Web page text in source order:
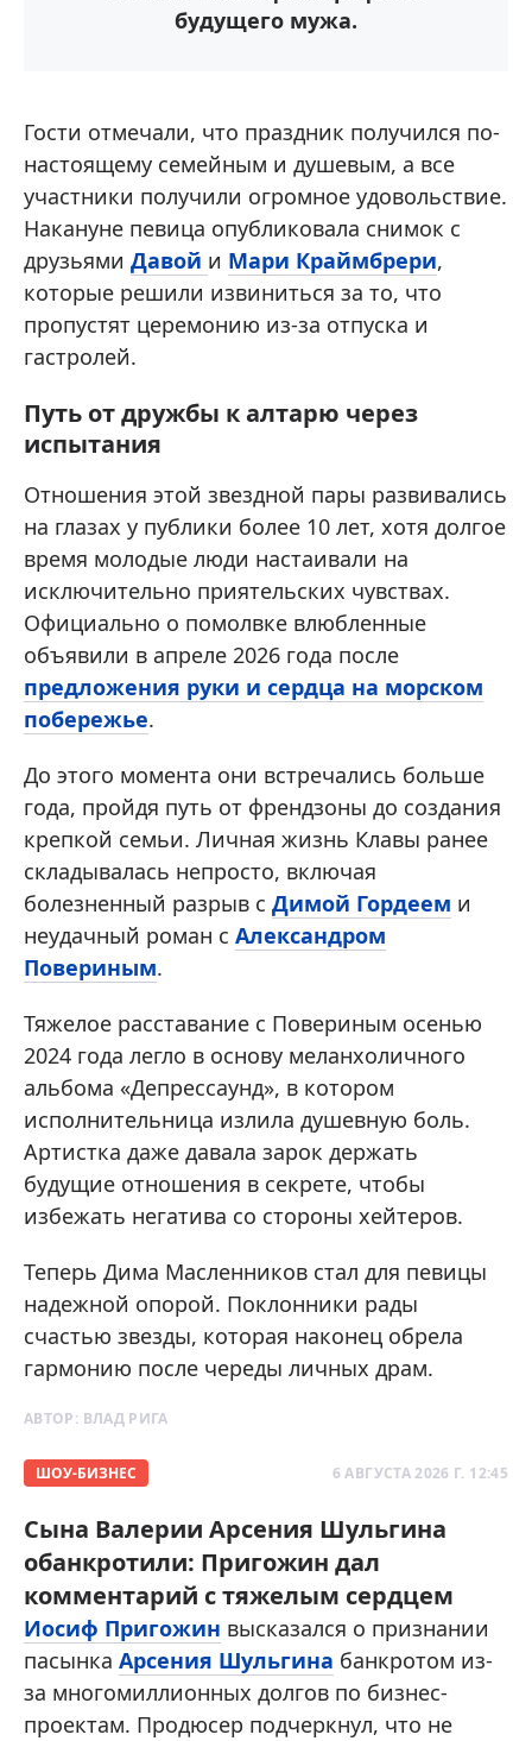
будущего мужа.
Гости отмечали, что праздник получился по-
настоящему семейным и душевым, а все
участники получили огромное удовольствие.
Накануне певица опубликовала снимок с
друзьями Давой и Мари Краймбрери,
которые решили извиниться за то, что
пропустят церемонию из-за отпуска и
гастролей.
Путь от дружбы к алтарю через
испытания
Отношения этой звездной пары развивались
на глазах у публики более 10 лет, хотя долгое
время молодые люди настаивали на
исключительно приятельских чувствах.
Официально о помолвке влюбленные
объявили в апреле 2026 года после
предложения руки и сердца на морском
побережье.
До этого момента они встречались больше
года, пройдя путь от френдзоны до создания
крепкой семьи. Личная жизнь Клавы ранее
складывалась непросто, включая
болезненный разрыв с Димой Гордеем и
неудачный роман с Александром
Повериным.
Тяжелое расставание с Повериным осенью
2024 года легло в основу меланхоличного
альбома «Депрессаунд», в котором
исполнительница излила душевную боль.
Артистка даже давала зарок держать
будущие отношения в секрете, чтобы
избежать негатива со стороны хейтеров.
Теперь Дима Масленников стал для певицы
надежной опорой. Поклонники рады
счастью звезды, которая наконец обрела
гармонию после череды личных драм.
АВТОР: ВЛАД РИГА
ШОУ-БИЗНЕС 6 АВГУСТА 2026 Г. 12:45
Сына Валерии Арсения Шульгина
обанкротили: Пригожин дал
комментарий с тяжелым сердцем
Иосиф Пригожин высказался о признании
пасынка Арсения Шульгина банкротом из-
за многомиллионных долгов по бизнес-
проектам. Продюсер подчеркнул, что не